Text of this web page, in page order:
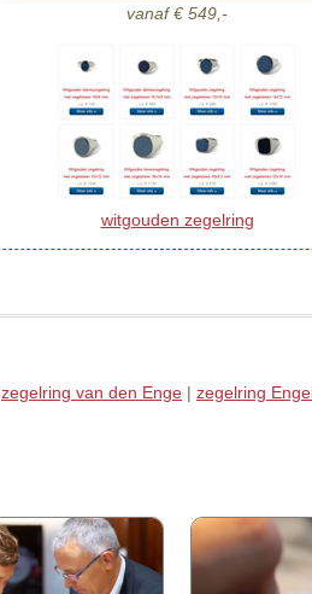
vanaf € 549,-
witgouden zegelring
zegelring van den Enge | zegelring